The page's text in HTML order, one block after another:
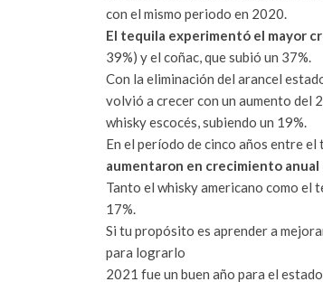
con el mismo periodo en 2020.
El tequila experimentó el mayor
39%) y el coñac, que subió un 37%.
Con la eliminación del arancel
volvió a crecer con un aumento del
whisky escocés, subiendo un 19%.
En el período de cinco años entre
aumentaron en crecimiento anual
Tanto el whisky americano como el
17%.
Si tu propósito es aprender a
para lograrlo
2021 fue un buen año para el